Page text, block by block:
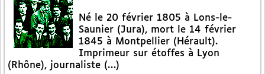
Né le 20 février 1805 à Lons-le-
Saunier (Jura), mort le 14 février
1845 à Montpellier (Hérault).
Imprimeur sur étoffes à Lyon
(Rhône), journaliste (…)